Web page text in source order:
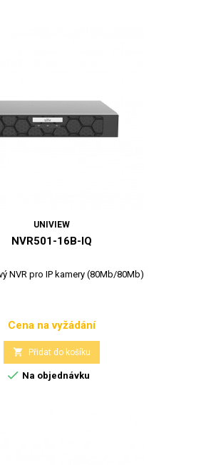
UNIVIEW
NVR501-16B-IQ
NVR pro IP kamery (80Mb/80Mb)
Cena
Cena na vyžádání
 Přidat do košíku
 Na objednávku